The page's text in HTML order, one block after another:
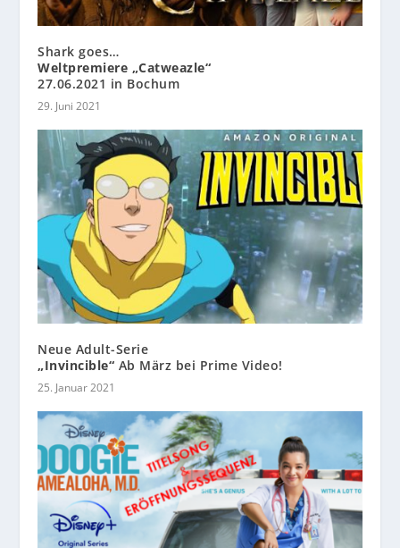
Shark goes…
Weltpremiere „Catweazle“
27.06.2021 in Bochum
29. Juni 2021
Neue Adult-Serie
„Invincible“ Ab März bei Prime Video!
25. Januar 2021